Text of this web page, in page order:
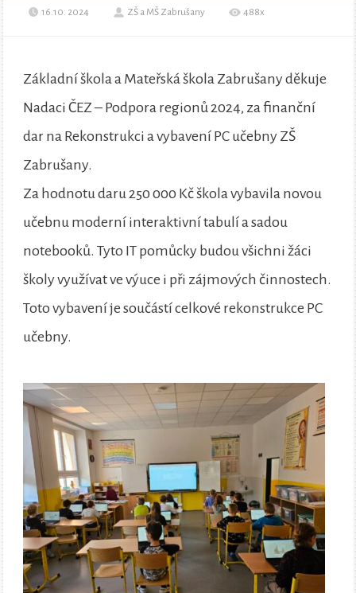
16.10. 2024 ZŠ a MŠ Zabrušany 488x
Základní škola a Mateřská škola Zabrušany děkuje
Nadaci ČEZ – Podpora regionů 2024, za finanční
dar na Rekonstrukci a vybavení PC učebny ZŠ
Zabrušany.
Za hodnotu daru 250 000 Kč škola vybavila novou
učebnu moderní interaktivní tabulí a sadou
notebooků. Tyto IT pomůcky budou všichni žáci
školy využívat ve výuce i při zájmových činnostech.
Toto vybavení je součástí celkové rekonstrukce PC
učebny.